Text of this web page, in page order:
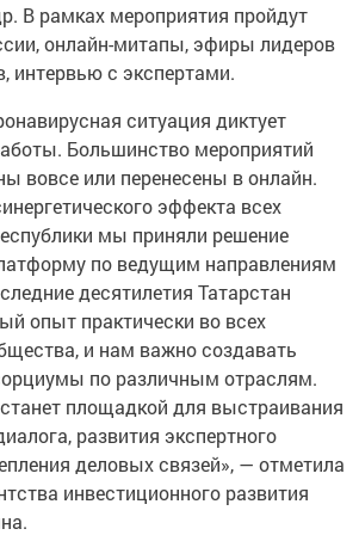
В рамках мероприятия пройдут
онлайн-митапы, эфиры лидеров
интервью с экспертами.
ситуация диктует
Большинство мероприятий
вовсе или перенесены в онлайн.
эффекта всех
мы приняли решение
по ведущим направлениям
десятилетия Татарстан
опыт практически во всех
и нам важно создавать
по различным отраслям.
станет площадкой для выстраивания
развития экспертного
деловых связей», — отметила
инвестиционного развития